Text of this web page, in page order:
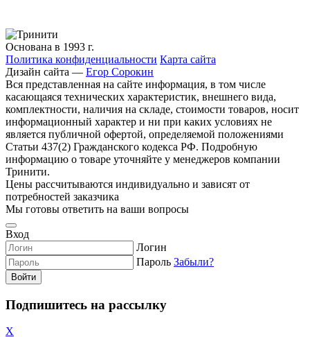
Основана в 1993 г.
Политика конфиденциальности Карта сайта
Дизайн сайта — Егор Сорокин
Вся представленная на сайте информация, в том числе
касающаяся технических характеристик, внешнего вида,
комплектности, наличия на складе, стоимости товаров, носит
информационный характер и ни при каких условиях не
является публичной офертой, определяемой положениями
Статьи 437(2) Гражданского кодекса РФ. Подробную
информацию о товаре уточняйте у менеджеров компании
Тринити.
Цены рассчитываются индивидуально и зависят от
потребностей заказчика
Мы готовы ответить на ваши вопросы
Вход
Логин
Пароль Забыли?
Войти
Подпишитесь на рассылку
X